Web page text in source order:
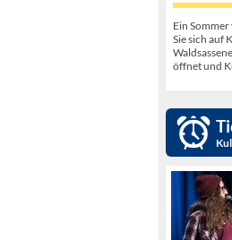
Ein
Sie sich auf
öffnet und